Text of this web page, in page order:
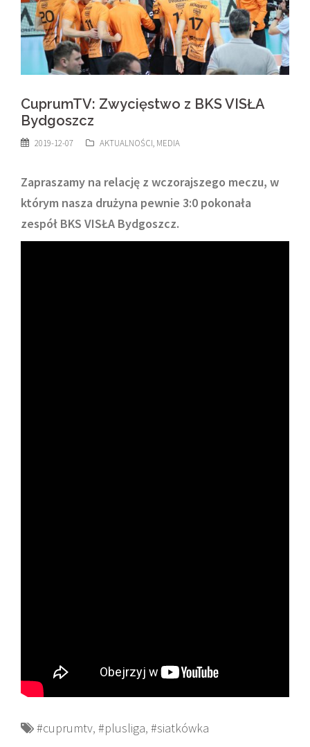
CuprumTV: Zwycięstwo z BKS VISŁA
Bydgoszcz
2019-12-07 AKTUALNOŚCI, MEDIA
Zapraszamy na relację z wczorajszego meczu, w
którym nasza drużyna pewnie 3:0 pokonała
zespół BKS VISŁA Bydgoszcz.
#cuprumtv, #plusliga, #siatkówka